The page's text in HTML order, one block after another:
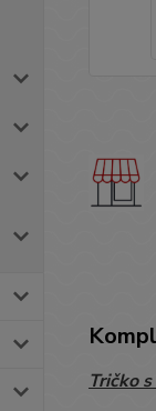
Tričko